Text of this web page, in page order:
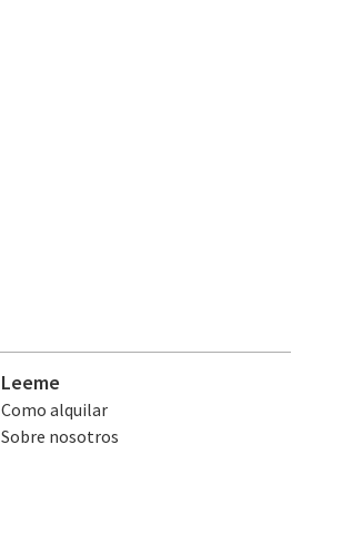
Leeme
Como alquilar
Sobre nosotros